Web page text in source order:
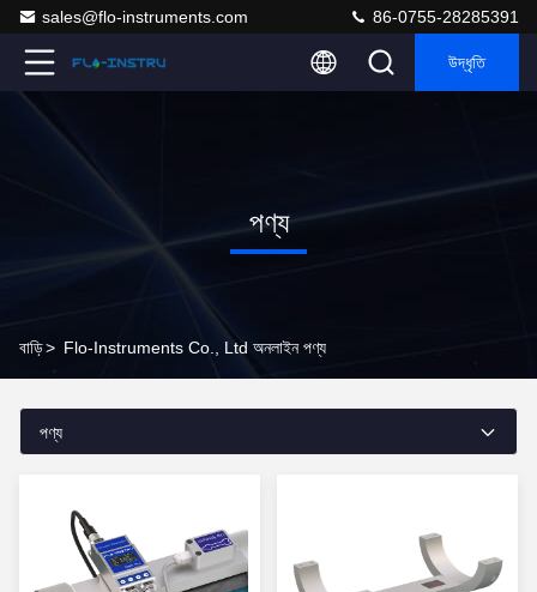
sales@flo-instruments.com 86-0755-28285391
উদ্ধৃতি
পণ্য
বাড়ি> Flo-Instruments Co., Ltd অনলাইন পণ্য
পণ্য